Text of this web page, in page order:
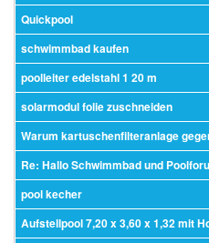
Quickpool
schwimmbad kaufen
poolleiter edelstahl 1 20 m
solarmodul folie zuschneiden
Warum kartuschenfilteranlage
Re: Hallo Schwimmbad und
pool kecher
Aufstellpool 7,20 x 3,60 x 1,32 mit